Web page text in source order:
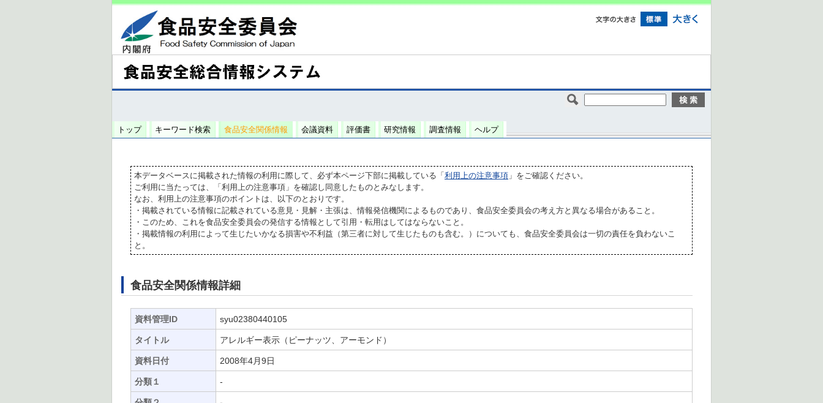
トップ キーワード検索 食品安全関係情報 会議資料 評価書 研究情報 調査情報 ヘルプ
本データベースに掲載された情報の利用に際して、必ず本ページ下部に掲載している「 利用上の注意事項 」をご確認ください。
ご利用に当たっては、「利用上の注意事項」を確認し同意したものとみなします。
なお、利用上の注意事項のポイントは、以下のとおりです。
・掲載されている情報に記載されている意見・見解・主張は、情報発信機関によるものであり、食品安全委員会の考え方と異なる場合があること。
・このため、これを食品安全委員会の発信する情報として引用・転用はしてはならないこと。
・掲載情報の利用によって生じたいかなる損害や不利益（第三者に対して生じたものも含む。）についても、食品安全委員会は一切の責任を負わないこ
と。
食品安全関係情報詳細
資料管理ID syu02380440105
タイトル アレルギー表示（ピーナッツ、アーモンド）
資料日付 2008年4月9日
分類１ -